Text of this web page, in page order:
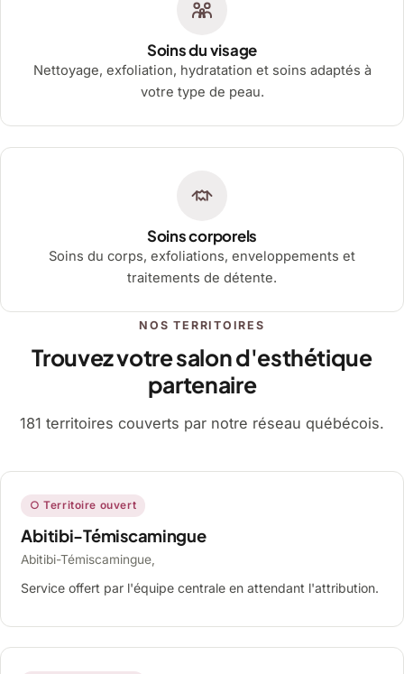
Soins du visage
Nettoyage, exfoliation, hydratation et soins adaptés à
votre type de peau.
Soins corporels
Soins du corps, exfoliations, enveloppements et
traitements de détente.
NOS TERRITOIRES
Trouvez votre salon d'esthétique
partenaire
181 territoires couverts par notre réseau québécois.
○ Territoire ouvert
Abitibi-Témiscamingue
Abitibi-Témiscamingue,
Service offert par l'équipe centrale en attendant l'attribution.